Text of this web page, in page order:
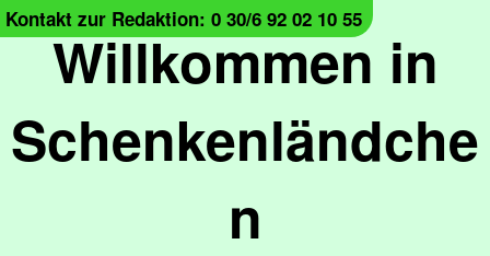
Willkommen in
Schenkenländche
n
Kontakt zur Redaktion: 0 30/6 92 02 10 55